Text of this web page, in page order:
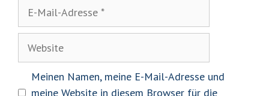
Adresse
Meinen Namen, meine E-Mail-Adresse und
meine Website in diesem Browser für die